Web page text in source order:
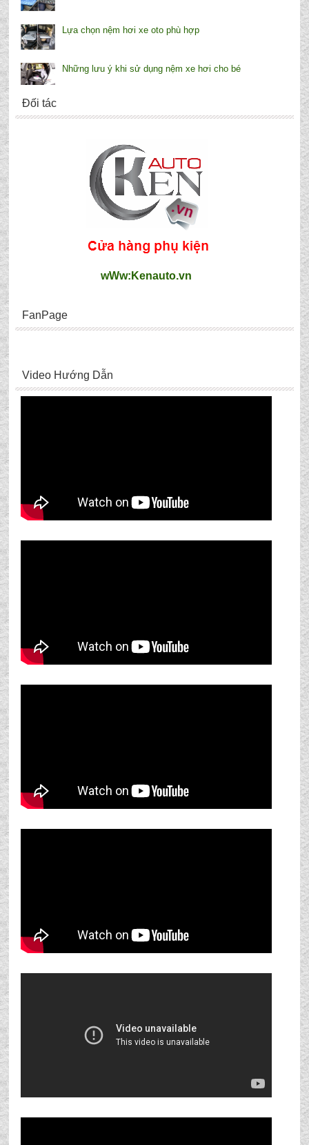
Lựa chọn nệm hơi xe oto phù hợp
Những lưu ý khi sử dụng nệm xe hơi cho bé
Đối tác
wWw:Kenauto.vn
FanPage
Video Hướng Dẫn